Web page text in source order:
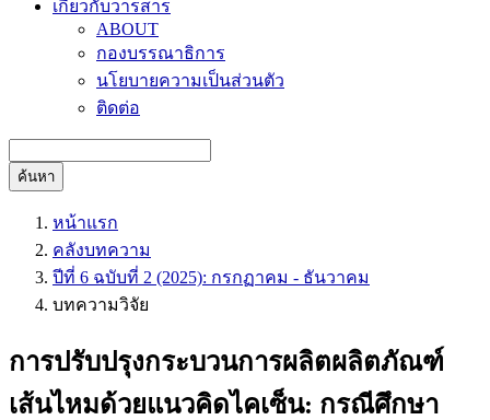
เกี่ยวกับวารสาร
ABOUT
กองบรรณาธิการ
นโยบายความเป็นส่วนตัว
ติดต่อ
ค้นหา
หน้าแรก
คลังบทความ
ปีที่ 6 ฉบับที่ 2 (2025): กรกฏาคม - ธันวาคม
บทความวิจัย
การปรับปรุงกระบวนการผลิตผลิตภัณฑ์
เส้นไหมด้วยแนวคิดไคเซ็น: กรณีศึกษา